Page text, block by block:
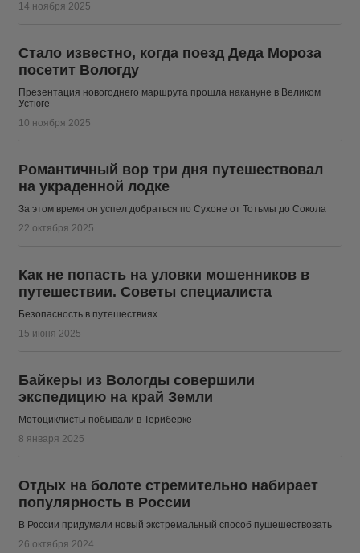
14 ноября 2025
Стало известно, когда поезд Деда Мороза
посетит Вологду
Презентация новогоднего маршрута прошла накануне в Великом
Устюге
10 ноября 2025
Романтичный вор три дня путешествовал
на украденной лодке
За этом время он успел добраться по Сухоне от Тотьмы до Сокола
22 октября 2025
Как не попасть на уловки мошенников в
путешествии. Советы специалиста
Безопасность в путешествиях
15 июня 2025
Байкеры из Вологды совершили
экспедицию на край Земли
Мотоциклисты побывали в Териберке
8 января 2025
Отдых на болоте стремительно набирает
популярность в России
В России придумали новый экстремальный способ пушешествовать
26 октября 2024